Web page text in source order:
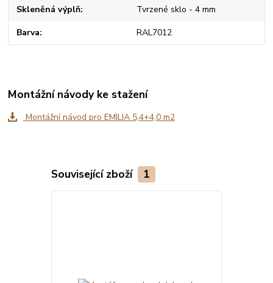
Skleněná výplň Tvrzené sklo - 4 mm
Barva RAL7012
Montážní návody ke stažení
Montážní návod pro EMILIA 5,4+4,0 m2
Související zboží 1